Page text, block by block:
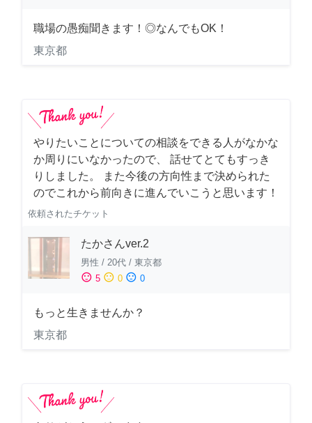
職場の愚痴聞きます！◎なんでもOK！
東京都
やりたいことについての相談をできる人がなかな
か周りにいなかったので、 話せてとてもすっき
りしました。 また今後の方向性まで決められた
のでこれから前向きに進んでいこうと思います！
依頼されたチケット
たかさんver.2
男性 / 20代 / 東京都
sentiment_satisfied 5 sentiment_neutral 0 sentiment_dissatisfied 0
もっと生きませんか？
東京都